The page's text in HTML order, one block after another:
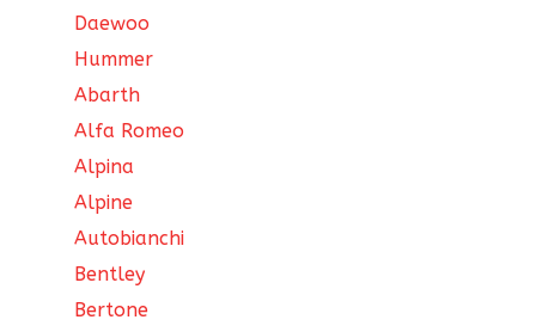
Daewoo
Hummer
Abarth
Alfa Romeo
Alpina
Alpine
Autobianchi
Bentley
Bertone